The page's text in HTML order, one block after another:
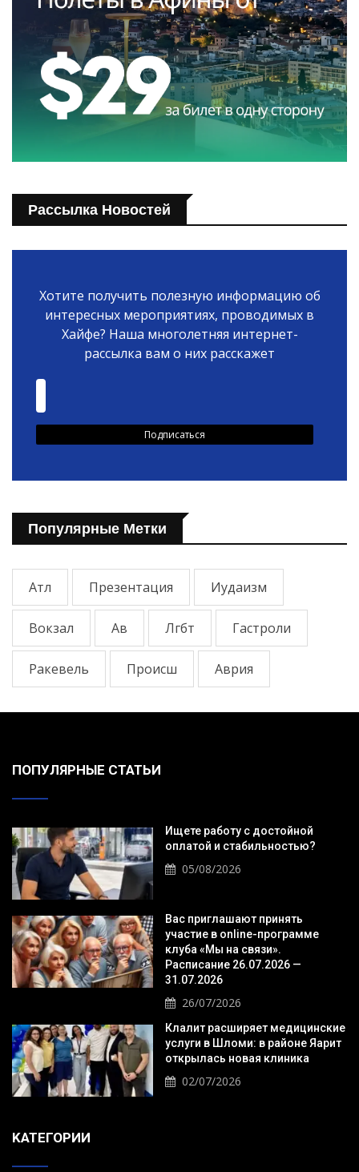
Рассылка Новостей
Хотите получить полезную информацию об
интересных мероприятиях, проводимых в
Хайфе? Наша многолетняя интернет-
рассылка вам о них расскажет
Популярные Метки
Атл Презентация Иудаизм
Вокзал Ав Лгбт Гастроли
Ракевель Происш Аврия
ПОПУЛЯРНЫЕ СТАТЬИ
Ищете работу с достойной
оплатой и стабильностью?
05/08/2026
Вас приглашают принять
участие в online-программе
клуба «Мы на связи».
Расписание 26.07.2026 —
31.07.2026
26/07/2026
Клалит расширяет медицинские
услуги в Шломи: в районе Яарит
открылась новая клиника
02/07/2026
KАТЕГОРИИ